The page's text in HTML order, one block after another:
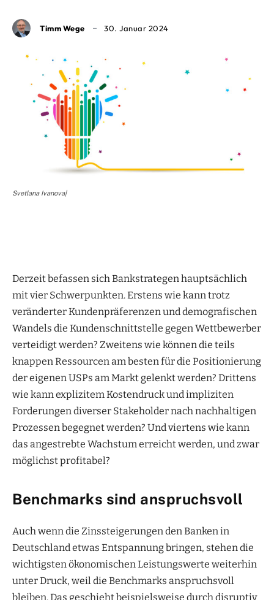
Timm Wege 30. Januar 2024
Svetlana Ivanova|
Derzeit befassen sich Bankstrategen hauptsächlich
mit vier Schwerpunkten. Erstens wie kann trotz
veränderter Kundenpräferenzen und demografischen
Wandels die Kundenschnittstelle gegen Wettbewerber
verteidigt werden? Zweitens wie können die teils
knappen Ressourcen am besten für die Positionierung
der eigenen USPs am Markt gelenkt werden? Drittens
wie kann explizitem Kostendruck und impliziten
Forderungen diverser Stakeholder nach nachhaltigen
Prozessen begegnet werden? Und viertens wie kann
das angestrebte Wachstum erreicht werden, und zwar
möglichst profitabel?
Benchmarks sind anspruchsvoll
Auch wenn die Zinssteigerungen den Banken in
Deutschland etwas Entspannung bringen, stehen die
wichtigsten ökonomischen Leistungswerte weiterhin
unter Druck, weil die Benchmarks anspruchsvoll
bleiben. Das geschieht beispielsweise durch disruptiv